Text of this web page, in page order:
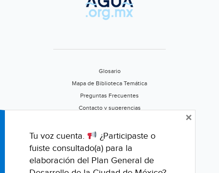
las
organizaciones
para
crear
un
nuevo
(Central)
Glosario
Mapa de Biblioteca Temática
Preguntas Frecuentes
Contacto y sugerencias
Califica este portal
Tu voz cuenta.
¿Participaste o
fuiste consultado(a) para la
elaboración del Plan General de
×